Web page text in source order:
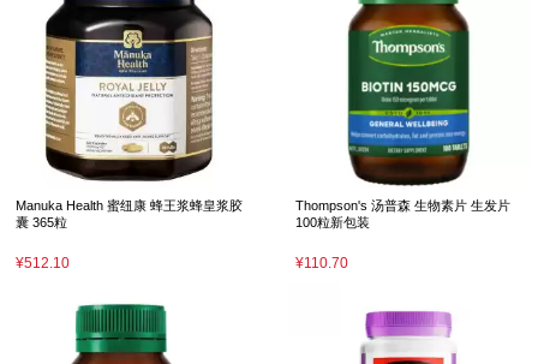
Manuka Health 蜜纽康 蜂王浆蜂皇浆胶
囊 365粒
¥512.10
Thompson's 汤普森 生物素片 生发片
100粒新包装
¥110.70